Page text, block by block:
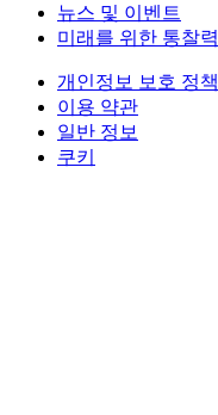
뉴스 및 이벤트
미래를 위한 통찰력
개인정보 보호 정책
이용 약관
일반 정보
쿠키